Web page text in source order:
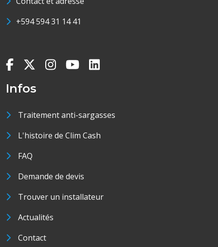
+594 594 31 14 41
Infos
Traitement anti-sargasses
L'histoire de Clim Cash
FAQ
Demande de devis
Trouver un installateur
Actualités
Contact